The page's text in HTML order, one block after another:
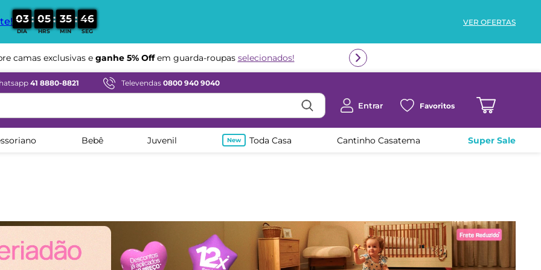
03
DIA
: 05
HRS
: 35
MIN
: 44
SEG
VER OFERTAS
Compre em ate 12x sem juros
41 8880-8821 Televendas 0800 940 9040
Entrar Favoritos
Bebê Juvenil Toda Casa Cantinho Casatema Super Sale